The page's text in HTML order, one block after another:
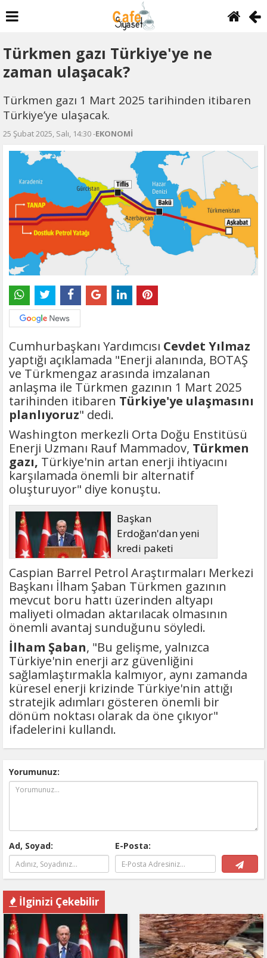
Türkmen gazı Türkiye'ye ne
zaman ulaşacak?
Türkmen gazı 1 Mart 2025 tarihinden itibaren
Türkiye’ye ulaşacak.
25 Şubat 2025, Salı, 14:30 -EKONOMİ
Cumhurbaşkanı Yardımcısı Cevdet Yılmaz
yaptığı açıklamada "Enerji alanında, BOTAŞ
ve Türkmengaz arasında imzalanan
anlaşma ile Türkmen gazının 1 Mart 2025
tarihinden itibaren Türkiye'ye ulaşmasını
planlıyoruz" dedi.
Washington merkezli Orta Doğu Enstitüsü
Enerji Uzmanı Rauf Mammadov, Türkmen
gazı, Türkiye'nin artan enerji ihtiyacını
karşılamada önemli bir alternatif
oluşturuyor" diye konuştu.
Başkan
Erdoğan'dan yeni
kredi paketi
müjdesi: 6 ay geri
ödemesiz, 36 ay vadeli
Caspian Barrel Petrol Araştırmaları Merkezi
Başkanı İlham Şaban Türkmen gazının
mevcut boru hattı üzerinden altyapı
maliyeti olmadan aktarılacak olmasının
önemli avantaj sunduğunu söyledi.
İlham Şaban, "Bu gelişme, yalnızca
Türkiye'nin enerji arz güvenliğini
sağlamlaştırmakla kalmıyor, aynı zamanda
küresel enerji krizinde Türkiye'nin attığı
stratejik adımları gösteren önemli bir
dönüm noktası olarak da öne çıkıyor"
ifadelerini kullandı.
Yorumunuz:
Ad, Soyad: E-Posta:
İlginizi Çekebilir